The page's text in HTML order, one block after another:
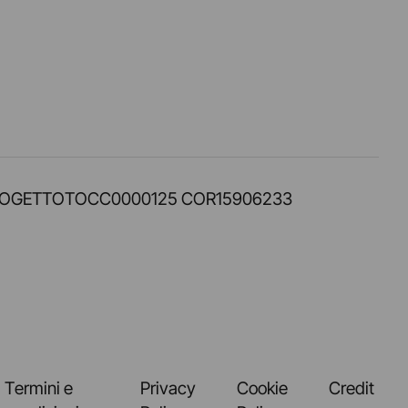
COR15906233
Termini e
Privacy
Cookie
Credit